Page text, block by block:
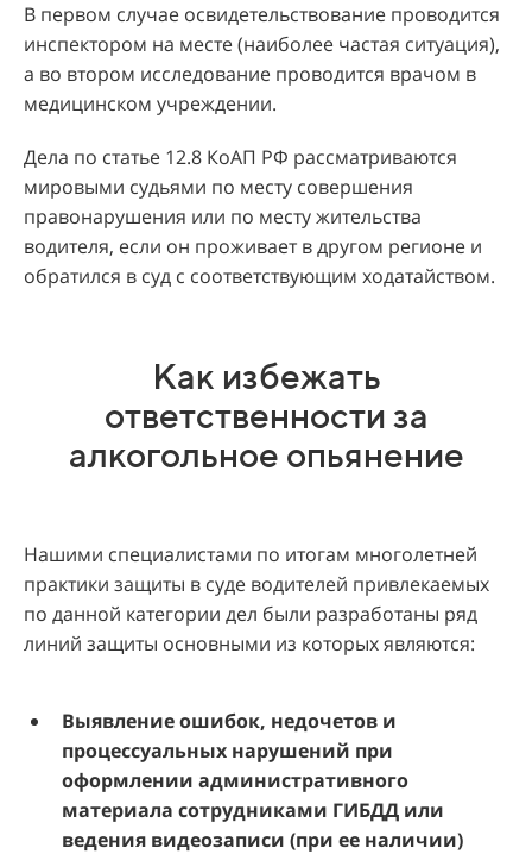
В первом случае освидетельствование проводится
инспектором на месте (наиболее частая ситуация),
а во втором исследование проводится врачом в
медицинском учреждении.
Дела по статье 12.8 КоАП РФ рассматриваются
мировыми судьями по месту совершения
правонарушения или по месту жительства
водителя, если он проживает в другом регионе и
обратился в суд с соответствующим ходатайством.
Как избежать
ответственности за
алкогольное опьянение
Нашими специалистами по итогам многолетней
практики защиты в суде водителей привлекаемых
по данной категории дел были разработаны ряд
линий защиты основными из которых являются:
Выявление ошибок, недочетов и
процессуальных нарушений при
оформлении административного
материала сотрудниками ГИБДД или
ведения видеозаписи (при ее наличии)